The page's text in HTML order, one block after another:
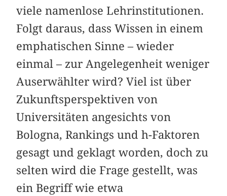
viele namenlose Lehrinstitutionen.
Folgt daraus, dass Wissen in einem
emphatischen Sinne – wieder
einmal – zur Angelegenheit weniger
Auserwählter wird? Viel ist über
Zukunftsperspektiven von
Universitäten angesichts von
Bologna, Rankings und h-Faktoren
gesagt und geklagt worden, doch zu
selten wird die Frage gestellt, was
ein Begriff wie etwa